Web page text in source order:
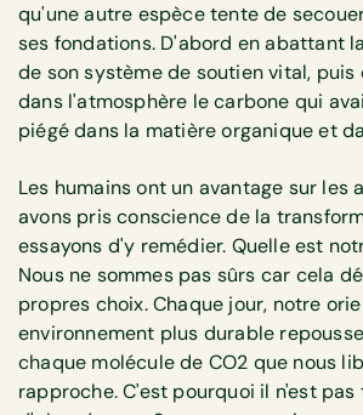
qu'une autre espèce tente de
ses fondations. D'abord en abattant
de son système de soutien vital, puis
dans l'atmosphère le carbone qui
piégé dans la matière organique et
Les humains ont un avantage sur les
avons pris conscience de la
essayons d'y remédier. Quelle est
Nous ne sommes pas sûrs car cela
propres choix. Chaque jour, notre
environnement plus durable
chaque molécule de CO2 que nous
rapproche. C'est pourquoi il n'est pas